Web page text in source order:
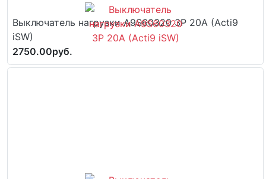
Выключатель нагрузки A9S60320 3P 20A (Acti9
iSW)
2750.00руб.